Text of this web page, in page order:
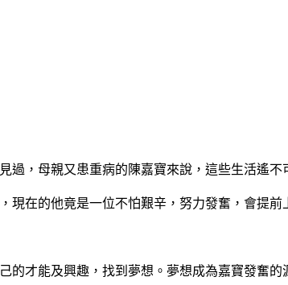
，母親又患重病的陳嘉寶來說，這些生活遙不
在的他竟是一位不怕艱辛，努力發奮，會提前
才能及興趣，找到夢想。夢想成為嘉寶發奮